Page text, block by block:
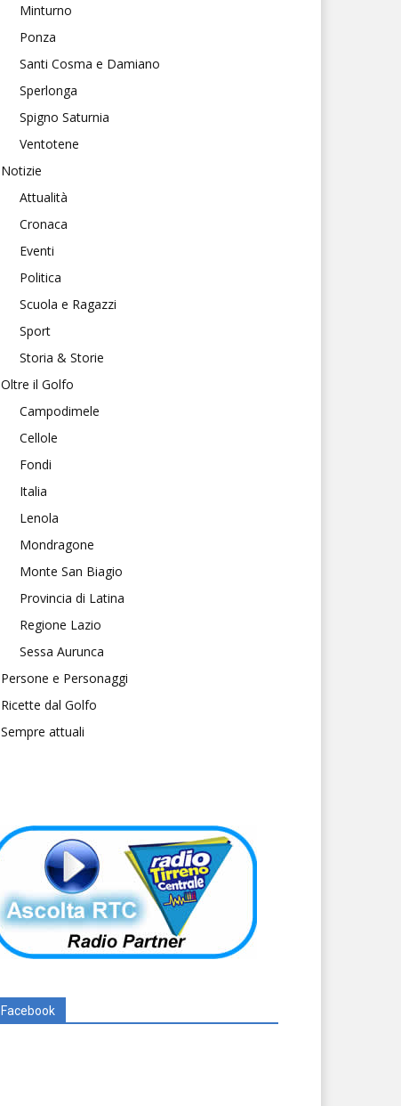
Minturno
Ponza
Santi Cosma e Damiano
Sperlonga
Spigno Saturnia
Ventotene
Notizie
Attualità
Cronaca
Eventi
Politica
Scuola e Ragazzi
Sport
Storia & Storie
Oltre il Golfo
Campodimele
Cellole
Fondi
Italia
Lenola
Mondragone
Monte San Biagio
Provincia di Latina
Regione Lazio
Sessa Aurunca
Persone e Personaggi
Ricette dal Golfo
Sempre attuali
Facebook